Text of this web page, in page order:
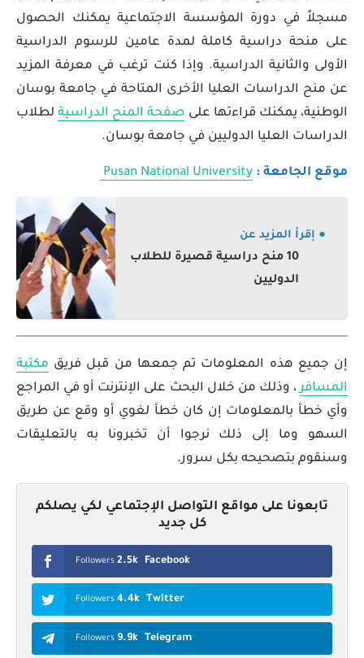
مسجلاً في دورة المؤسسة الاجتماعية يمكنك الحصول
على منحة دراسية كاملة لمدة عامين للرسوم الدراسية
الأولى والثانية الدراسية. وإذا كنت ترغب في معرفة المزيد
عن منح الدراسات العليا الأخرى المتاحة في جامعة بوسان
الوطنية، يمكنك قراءتها على صفحة المنح الدراسيةلطلاب
الدراسات العليا الدوليين في جامعة بوسان.
موقع الجامعة : Pusan National University
● إقرأ المزيد عن
10 منح دراسية قصيرة للطلاب
الدوليين
إن جميع هذه المعلومات تم جمعها من قبل فريق مكتبة
المسافر، وذلك من خلال البحث على الإنترنت أو في المراجع
وأي خطأ بالمعلومات إن كان خطأ لغوي أو وقع عن طريق
السهو وما إلى ذلك نرجوا أن تخبرونا به بالتعليقات
وسنقوم بتصحيحه بكل سرور.
تابعونا على مواقع التواصل الإجتماعي لكي يصلكم
كل جديد
Facebook
2.5k
Followers
Twitter
4.4k
Followers
Telegram
9.9k
Followers